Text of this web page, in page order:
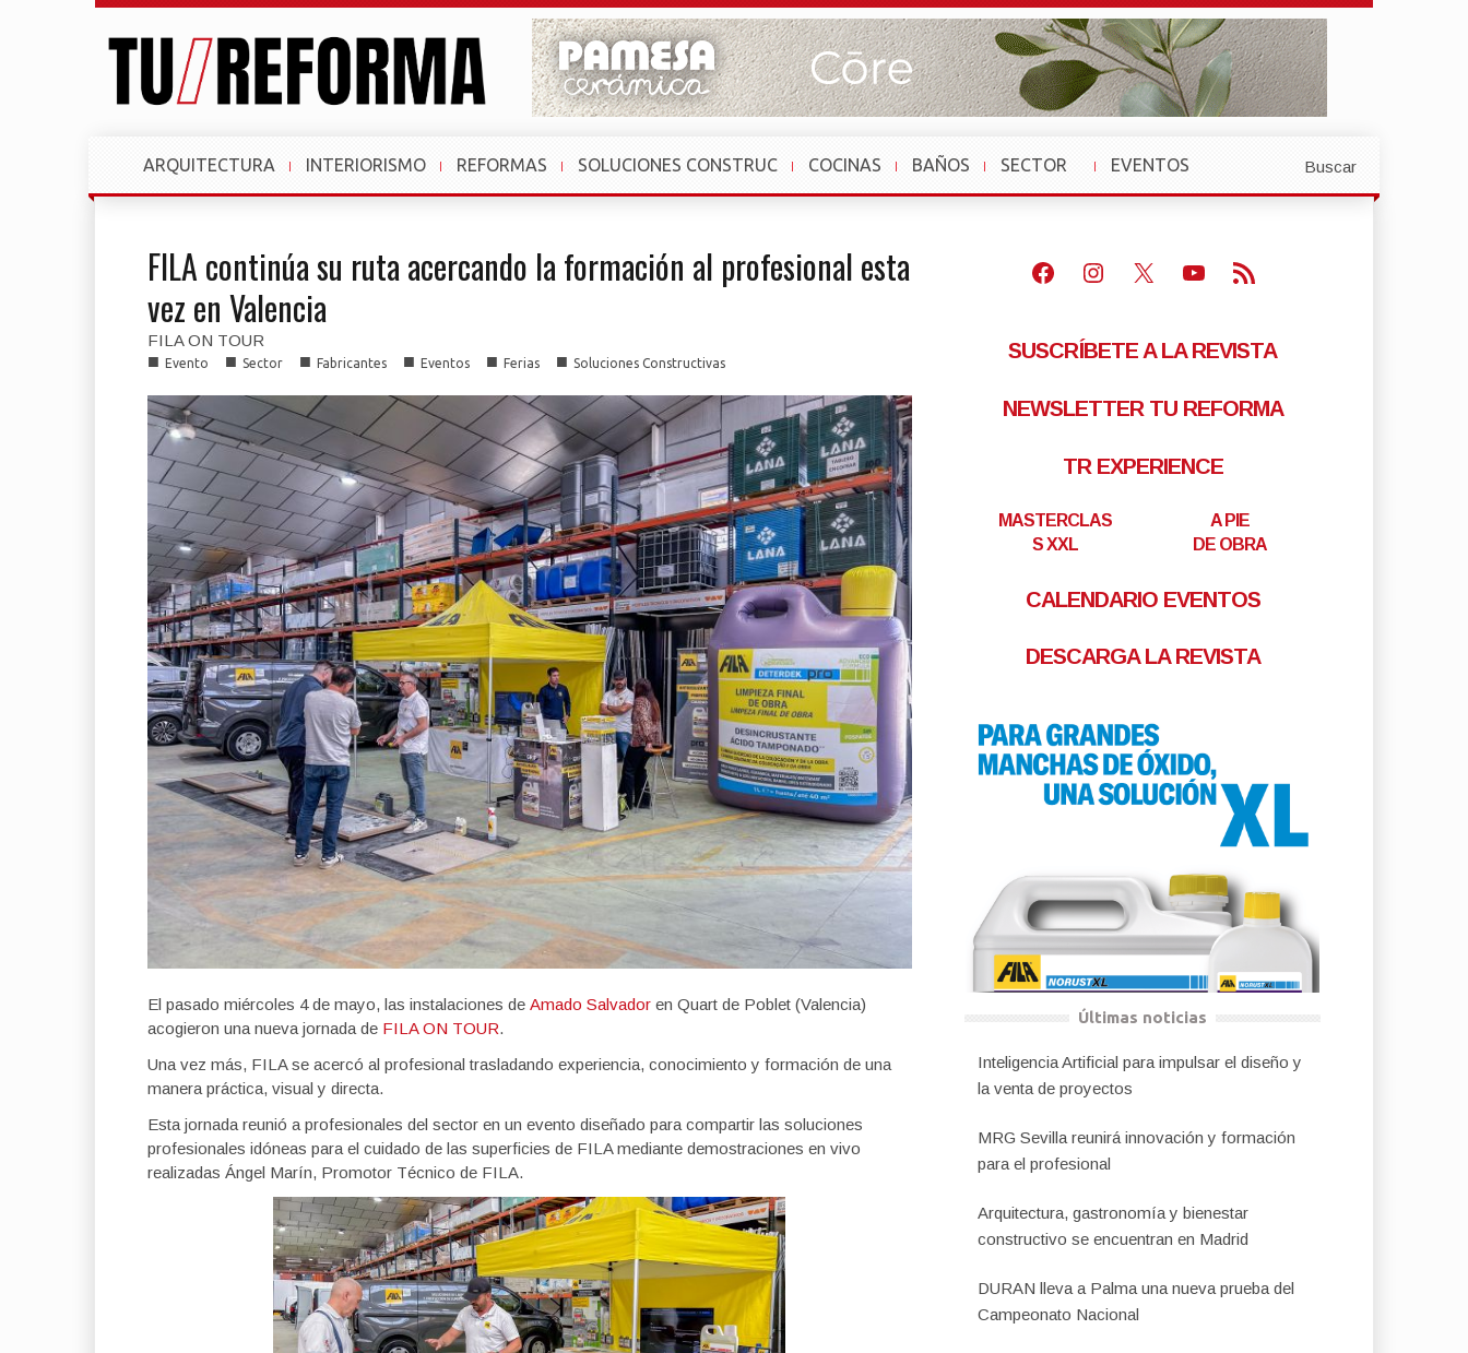
ARQUITECTURA INTERIORISMO REFORMAS SOLUCIONES CONSTRUC COCINAS BAÑOS
SECTOR
»
EVENTOS
»
Buscar
FILA continúa su ruta acercando la formación al profesional esta
vez en Valencia
FILA ON TOUR
■ Evento ■ Sector ■ Fabricantes ■ Eventos ■ Ferias ■ Soluciones Constructivas
El pasado miércoles 4 de mayo, las instalaciones de Amado Salvador en Quart de Poblet (Valencia)
acogieron una nueva jornada de FILA ON TOUR.
Una vez más, FILA se acercó al profesional trasladando experiencia, conocimiento y formación de una
manera práctica, visual y directa.
Esta jornada reunió a profesionales del sector en un evento diseñado para compartir las soluciones
profesionales idóneas para el cuidado de las superficies de FILA mediante demostraciones en vivo
realizadas Ángel Marín, Promotor Técnico de FILA.
Facebook
Instagram
X Youtube
Feed RSS
SUSCRÍBETE A LA REVISTA
NEWSLETTER TU REFORMA
TR EXPERIENCE
MASTERCLAS
S XXL
A PIE
DE OBRA
CALENDARIO EVENTOS
DESCARGA LA REVISTA
Últimas noticias
Inteligencia Artificial para impulsar el diseño y
la venta de proyectos
MRG Sevilla reunirá innovación y formación
para el profesional
Arquitectura, gastronomía y bienestar
constructivo se encuentran en Madrid
DURAN lleva a Palma una nueva prueba del
Campeonato Nacional